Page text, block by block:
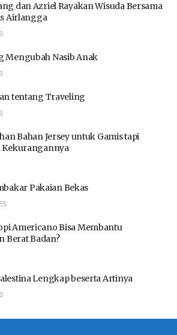
dan Azriel Rayakan Wisuda Bersama
Airlangga
Mengubah Nasib Anak
tentang Traveling
Bahan Jersey untuk Gamis tapi
Kekurangannya
Pakaian Bekas
Americano Bisa Membantu
Berat Badan?
Lengkap beserta Artinya